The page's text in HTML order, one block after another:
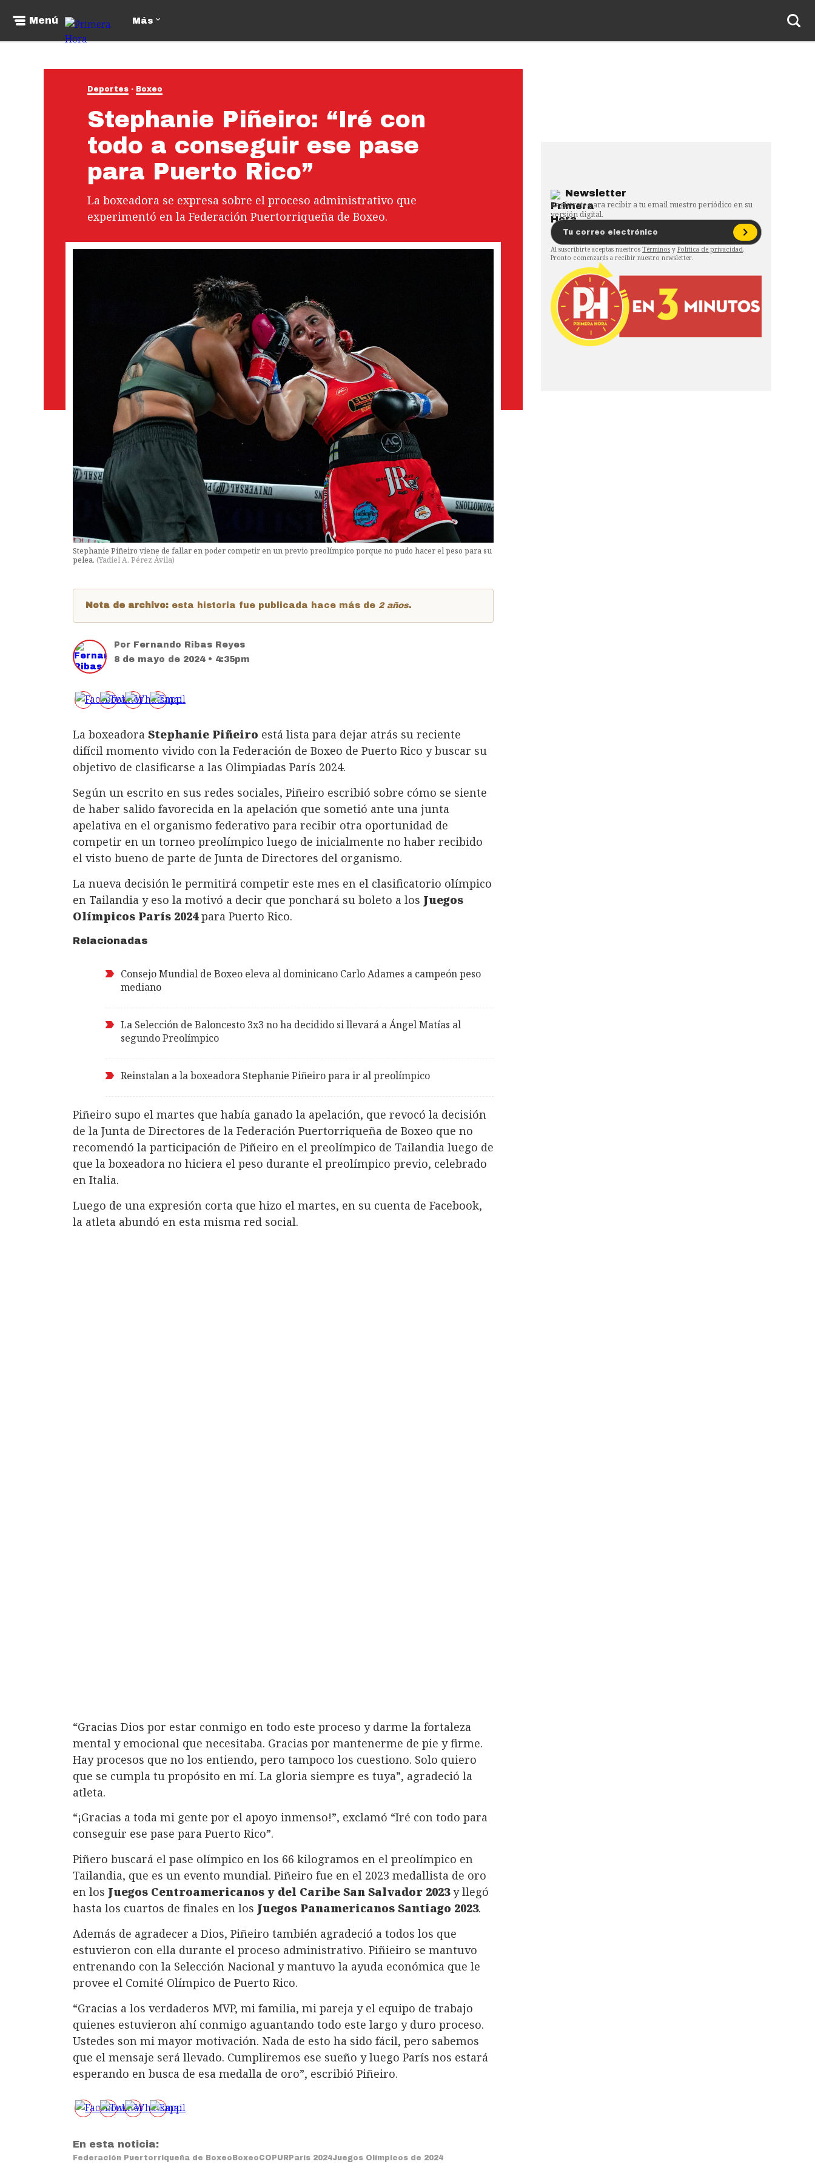
Menú Más
Deportes Boxeo
Stephanie Piñeiro: “Iré con
todo a conseguir ese pase
para Puerto Rico”
La boxeadora se expresa sobre el proceso administrativo que
experimentó en la Federación Puertorriqueña de Boxeo.
Stephanie Piñeiro viene de fallar en poder competir en un previo preolímpico porque no pudo hacer el peso para su
pelea. (Yadiel A. Pérez Ávila)
Nota de archivo: esta historia fue publicada hace más de 2 años.
Por Fernando Ribas Reyes
8 de mayo de 2024 • 4:35pm
La boxeadora Stephanie Piñeiro está lista para dejar atrás su reciente
difícil momento vivido con la Federación de Boxeo de Puerto Rico y buscar su
objetivo de clasificarse a las Olimpiadas París 2024.
Según un escrito en sus redes sociales, Piñeiro escribió sobre cómo se siente
de haber salido favorecida en la apelación que sometió ante una junta
apelativa en el organismo federativo para recibir otra oportunidad de
competir en un torneo preolímpico luego de inicialmente no haber recibido
el visto bueno de parte de Junta de Directores del organismo.
La nueva decisión le permitirá competir este mes en el clasificatorio olímpico
en Tailandia y eso la motivó a decir que ponchará su boleto a los Juegos
Olímpicos París 2024para Puerto Rico.
Relacionadas
Consejo Mundial de Boxeo eleva al dominicano Carlo Adames a campeón peso
mediano
La Selección de Baloncesto 3x3 no ha decidido si llevará a Ángel Matías al
segundo Preolímpico
Reinstalan a la boxeadora Stephanie Piñeiro para ir al preolímpico
Piñeiro supo el martes que había ganado la apelación, que revocó la decisión
de la Junta de Directores de la Federación Puertorriqueña de Boxeo que no
recomendó la participación de Piñeiro en el preolímpico de Tailandia luego de
que la boxeadora no hiciera el peso durante el preolímpico previo, celebrado
en Italia.
Luego de una expresión corta que hizo el martes, en su cuenta de Facebook,
la atleta abundó en esta misma red social.
“Gracias Dios por estar conmigo en todo este proceso y darme la fortaleza
mental y emocional que necesitaba. Gracias por mantenerme de pie y firme.
Hay procesos que no los entiendo, pero tampoco los cuestiono. Solo quiero
que se cumpla tu propósito en mí. La gloria siempre es tuya”, agradeció la
atleta.
“¡Gracias a toda mi gente por el apoyo inmenso!”, exclamó “Iré con todo para
conseguir ese pase para Puerto Rico”.
Piñero buscará el pase olímpico en los 66 kilogramos en el preolímpico en
Tailandia, que es un evento mundial. Piñeiro fue en el 2023 medallista de oro
en los Juegos Centroamericanos y del Caribe San Salvador 2023y llegó
hasta los cuartos de finales en los Juegos Panamericanos Santiago 2023.
Además de agradecer a Dios, Piñeiro también agradeció a todos los que
estuvieron con ella durante el proceso administrativo. Piñieiro se mantuvo
entrenando con la Selección Nacional y mantuvo la ayuda económica que le
provee el Comité Olímpico de Puerto Rico.
“Gracias a los verdaderos MVP, mi familia, mi pareja y el equipo de trabajo
quienes estuvieron ahí conmigo aguantando todo este largo y duro proceso.
Ustedes son mi mayor motivación. Nada de esto ha sido fácil, pero sabemos
que el mensaje será llevado. Cumpliremos ese sueño y luego París nos estará
esperando en busca de esa medalla de oro”, escribió Piñeiro.
En esta noticia:
Federación Puertorriqueña de BoxeoBoxeoCOPURParís 2024Juegos Olímpicos de 2024
Newsletter
Regístrate para recibir a tu email nuestro periódico en su
versión digital.
Al suscribirte aceptas nuestros Términos y Política de privacidad.
Pronto comenzarás a recibir nuestro newsletter.